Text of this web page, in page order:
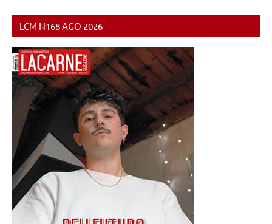
NOTICIAS
LCM N168 AGO 2026